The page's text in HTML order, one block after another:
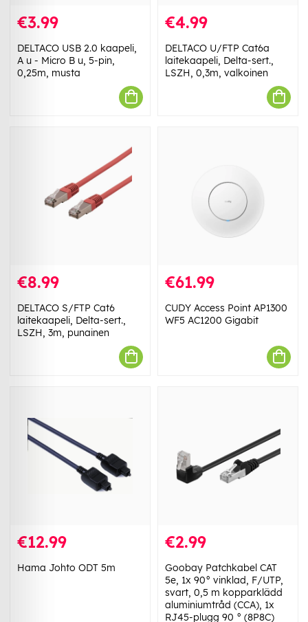
€3.99
DELTACO USB 2.0 kaapeli,
A u - Micro B u, 5-pin,
0,25m, musta
€4.99
DELTACO U/FTP Cat6a
laitekaapeli, Delta-sert.,
LSZH, 0,3m, valkoinen
€8.99
DELTACO S/FTP Cat6
laitekaapeli, Delta-sert.,
LSZH, 3m, punainen
€61.99
CUDY Access Point AP1300
WF5 AC1200 Gigabit
€12.99
Hama Johto ODT 5m
€2.99
Goobay Patchkabel CAT
5e, 1x 90° vinklad, F/UTP,
svart, 0,5 m kopparklädd
aluminiumtråd (CCA), 1x
RJ45-plugg 90 ° (8P8C)